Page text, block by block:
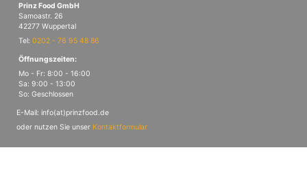
Prinz Food GmbH
Samoastr. 26
42277 Wuppertal
Tel: 0202 - 76 95 48 86
Öffnungszeiten:
Mo - Fr: 8:00 - 16:00
Sa: 9:00 - 13:00
So: Geschlossen
E-Mail: info(at)prinzfood.de
oder nutzen Sie unser Kontaktformular